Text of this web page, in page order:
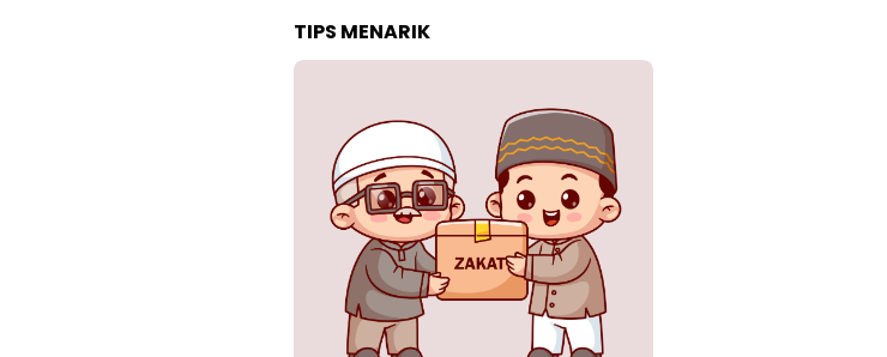
TIPS MENARIK